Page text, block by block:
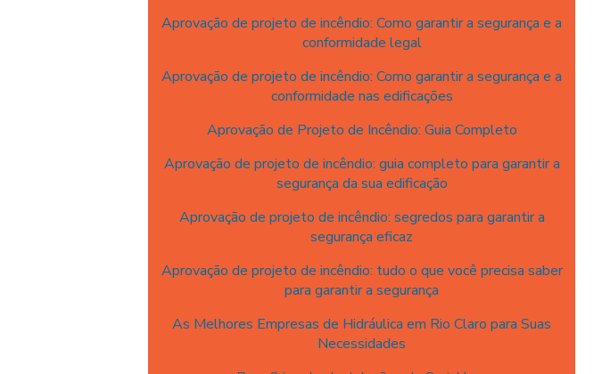
Aprovação de projeto de incêndio: Como garantir a segurança e a
conformidade legal
Aprovação de projeto de incêndio: Como garantir a segurança e a
conformidade nas edificações
Aprovação de Projeto de Incêndio: Guia Completo
Aprovação de projeto de incêndio: guia completo para garantir a
segurança da sua edificação
Aprovação de projeto de incêndio: segredos para garantir a
segurança eficaz
Aprovação de projeto de incêndio: tudo o que você precisa saber
para garantir a segurança
As Melhores Empresas de Hidráulica em Rio Claro para Suas
Necessidades